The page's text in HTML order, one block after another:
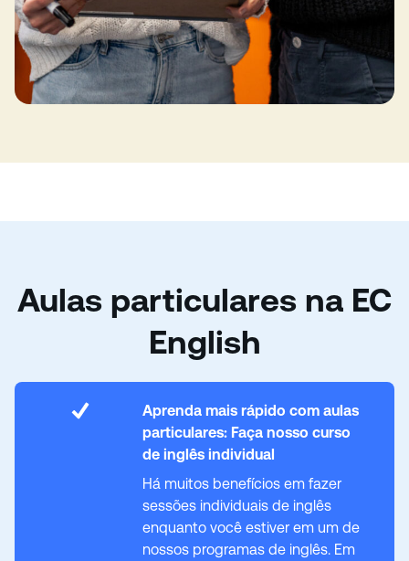
Aulas particulares na EC
English
Aprenda mais rápido com aulas
particulares: Faça nosso curso
de inglês individual
Há muitos benefícios em fazer
sessões individuais de inglês
enquanto você estiver em um de
nossos programas de inglês. Em